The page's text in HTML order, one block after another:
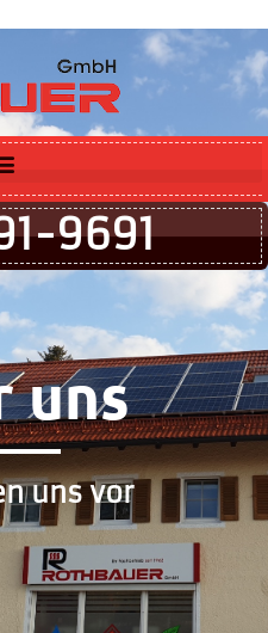
9691
uns
uns vor